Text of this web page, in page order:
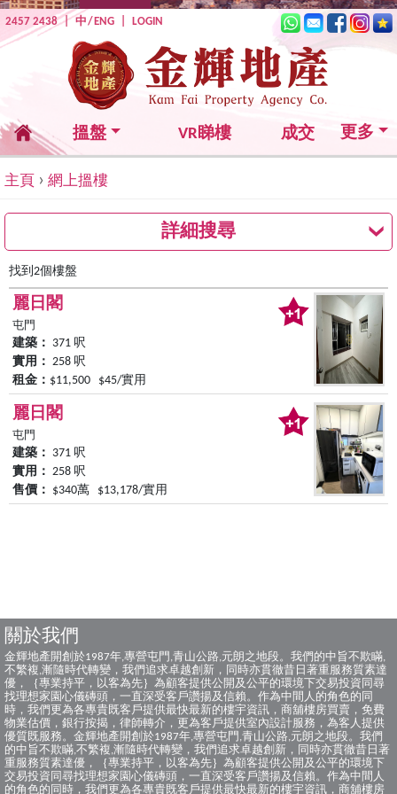
2457 2438|中/ ENG LOGIN
搵盤 VR睇樓 成交 更多
主頁 › 網上搵樓
詳細搜尋
找到2個樓盤
麗日閣
屯門
建築： 371 呎
實用： 258 呎
租金： $11,500 $45/實用
麗日閣
屯門
建築： 371 呎
實用： 258 呎
售價： $340萬 $13,178/實用
關於我們
金輝地產開創於1987年,專營屯門,青山公路,元朗之地段。我們的中旨不欺瞞,
不繁複,漸隨時代轉變，我們追求卓越創新，同時亦貫徹昔日著重服務質素達
優，｛專業持平，以客為先｝為顧客提供公開及公平的環境下交易投資同尋
找理想家園心儀磚頭，一直深受客戶讚揚及信賴。作為中間人的角色的同
時，我們更為各專貴既客戶提供最快最新的樓宇資訊，商舖樓房買賣，免費
物業估價，銀行按揭，律師轉介，更為客戶提供室內設計服務，為客人提供
優質既服務。金輝地產開創於1987年,專營屯門,青山公路,元朗之地段。我們
的中旨不欺瞞,不繁複,漸隨時代轉變，我們追求卓越創新，同時亦貫徹昔日著
重服務質素達優，｛專業持平，以客為先｝為顧客提供公開及公平的環境下
交易投資同尋找理想家園心儀磚頭，一直深受客戶讚揚及信賴。作為中間人
的角色的同時，我們更為各專貴既客戶提供最快最新的樓宇資訊，商舖樓房